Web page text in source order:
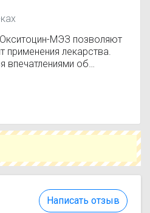
МЭЗ позволяют
применения лекарства.
впечатлениями об
и результатах
Написать отзыв